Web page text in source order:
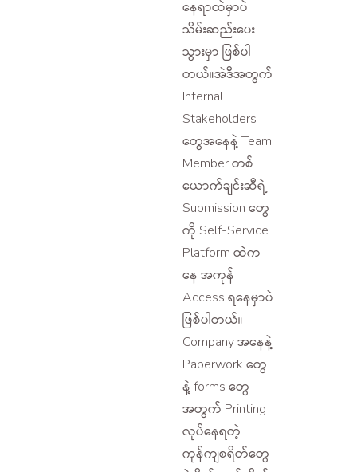
နေရာထဲမှာပဲ
သိမ်းဆည်းပေး
သွားမှာ ဖြစ်ပါ
တယ်။အဲဒီအတွက်
Internal
Stakeholders
တွေအနေနဲ့ Team
Member တစ်
ယောက်ချင်းဆီရဲ့
Submission တွေ
ကို Self-Service
Platform ထဲက
နေ အကုန်
Access ရနေမှာပဲ
ဖြစ်ပါတယ်။
Company အနေနဲ့
Paperwork တွေ
နဲ့ forms တွေ
အတွက် Printing
လုပ်နေရတဲ့
ကုန်ကျစရိတ်တွေ